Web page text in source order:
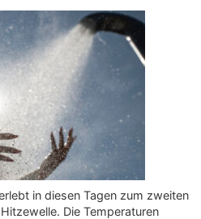
in diesen Tagen zum zweiten
Die Temperaturen